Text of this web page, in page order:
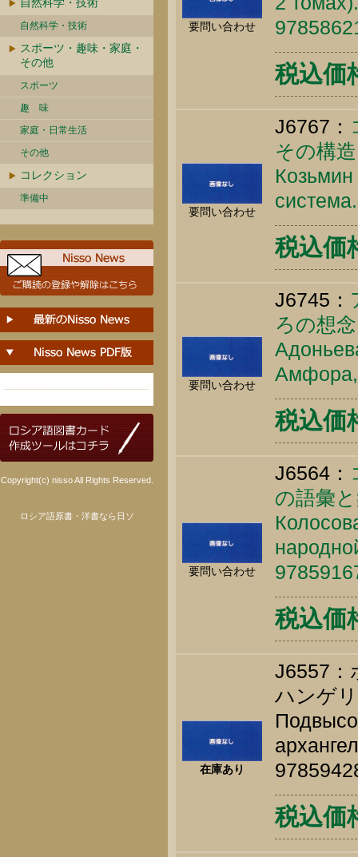
自然科学・技術
スポーツ・趣味・家庭・
その他
スポーツ
趣 味
家庭・日常生活
その他
コレクション
準備中
Copyright(c) nisso All Rights Reserved.
ロシア語原書・洋書なら日ソ
要問い合わせ
税込価
要問い合わせ
J6767：
その構
税込価
要問い合わせ
J6745：
ろの想
Амфора,
税込価
要問い合わせ
J6564：
の語彙
税込価
在庫あり
J6557
ハンゲ
税込価